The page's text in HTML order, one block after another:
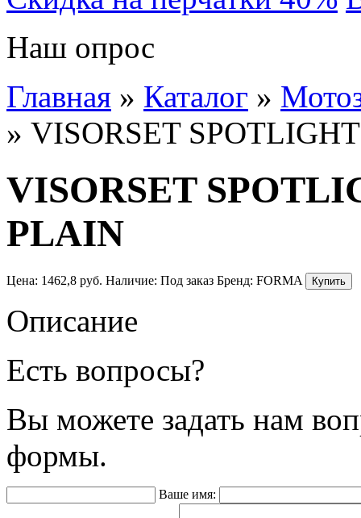
Наш опрос
Главная » Каталог »
» VISORSET
VISORSET
PLAIN
Цена: 1462,8 руб. Наличие: Под заказ Бренд: FORMA
Описание
Есть вопросы?
Вы можете задать нам
формы.
Ваше имя: